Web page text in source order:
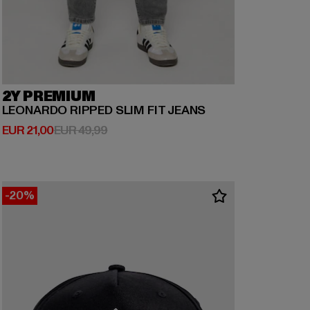
2Y PREMIUM
LEONARDO RIPPED SLIM FIT JEANS
EUR 21,00
Huidige prijs: EUR 21,00
EUR 49,99Actieprijs: EUR 49,99
-20%